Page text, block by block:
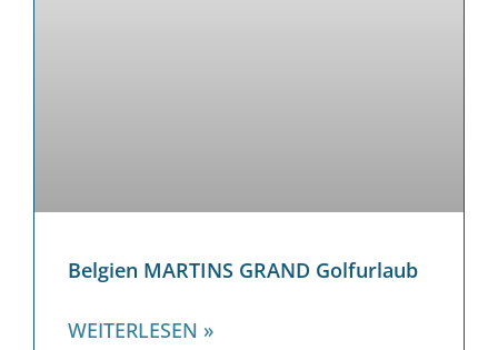
Belgien MARTINS GRAND Golfurlaub
WEITERLESEN »